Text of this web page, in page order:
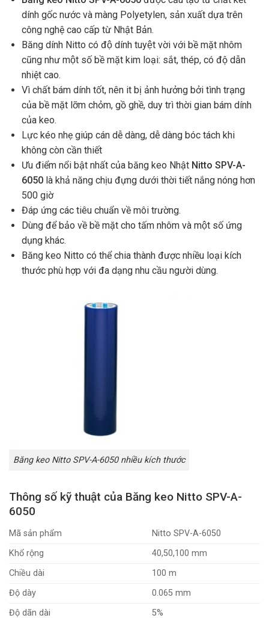
dính gốc nước và màng Polyetylen, sản xuất dựa trên
công nghệ cao cấp từ Nhật Bản.
Băng dính Nitto có độ dính tuyệt vời với bề mặt nhôm
cũng như một số bề mặt kim loại: sắt, thép, có độ dẫn
nhiệt cao.
Vì chất bám dính tốt, nên it bị ảnh hưởng bởi tình trạng
của bề mặt lỡm chỏm, gồ ghề, duy trì thời gian bám dính
của keo.
Lực kéo nhẹ giúp cán dễ dàng, dễ dàng bóc tách khi
không còn cần thiết
Ưu điểm nổi bật nhất của băng keo Nhật Nitto SPV-A-
6050là khả năng chịu đựng dưới thời tiết nắng nóng hơn
500 giờ
Đáp ứng các tiêu chuẩn về môi trường.
Dùng để bảo về bề mặt cho tấm nhôm và một số ứng
dụng khác.
Băng keo Nitto có thể chia thành được nhiều loại kích
thước phù hợp với đa dạng nhu cầu người dùng.
Băng keo Nitto SPV-A-6050 nhiều kích thước
Thông số kỹ thuật của Băng keo Nitto SPV-A-
6050
Mã sản phẩm
Nitto SPV-A-6050
Khổ rộng
40,50,100 mm
Chiều dài
100 m
Độ dày
0.065 mm
Độ dãn dài
5%